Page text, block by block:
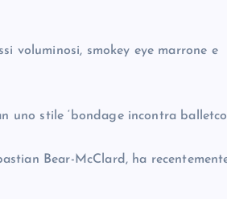
voluminosi, smokey eye marrone e
stile ‘bondage incontra
Bear-McClard, ha